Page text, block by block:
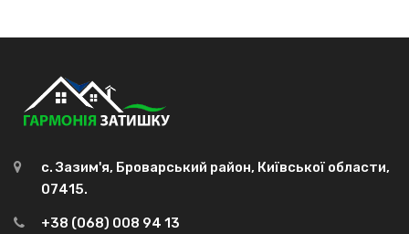
с. Зазим'я, Броварський район, Київської области,
07415.
+38 (068) 008 94 13